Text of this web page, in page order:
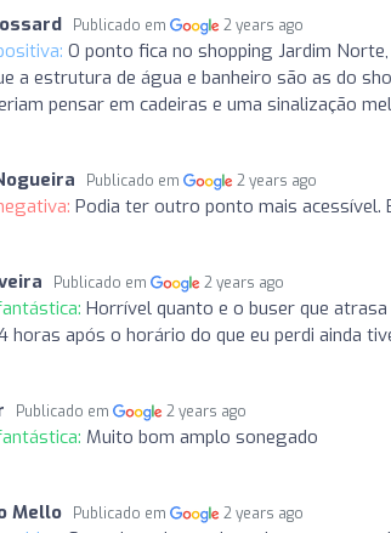
Publicado em 2 years ago
O ponto fica no shopping Jardim
a estrutura de água e banheiro são as do
pensar em cadeiras e uma sinalização
Publicado em 2 years ago
Podia ter outro ponto mais acessível.
Publicado em 2 years ago
Horrível quanto e o buser que
horas após o horário do que eu perdi ainda
Publicado em 2 years ago
Muito bom amplo sonegado
Mello Publicado em 2 years ago